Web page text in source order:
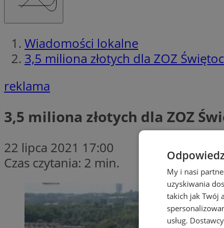
Wiadomości lokalne
3,5 miliona złotych dla ZOZ
reklama
3,5 miliona złotych dla ZOZ
22 lipca 2021 17:00
Czas czytania: 2 min.
My i nasi
uzyskiwania
takich jak Twój
usług.